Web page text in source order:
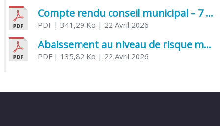
Compte rendu conseil municipal – 7 avril 2026
PDF| 341,29 Ko | 22 Avril 2026
Abaissement au niveau de risque modéré de l’Influenza aviaire
PDF| 135,82 Ko | 22 Avril 2026